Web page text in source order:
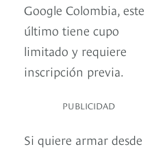
Google Colombia, este
último tiene cupo
limitado y requiere
inscripción previa.
PUBLICIDAD
Si quiere armar desde